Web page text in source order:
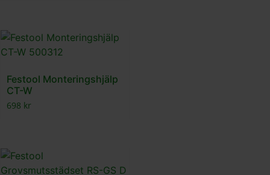
Festool Monteringshjälp
CT-W
698 kr